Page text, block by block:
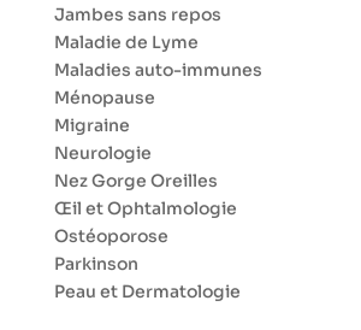
Jambes sans repos
Maladie de Lyme
Maladies auto-immunes
Ménopause
Migraine
Neurologie
Nez Gorge Oreilles
Œil et Ophtalmologie
Ostéoporose
Parkinson
Peau et Dermatologie